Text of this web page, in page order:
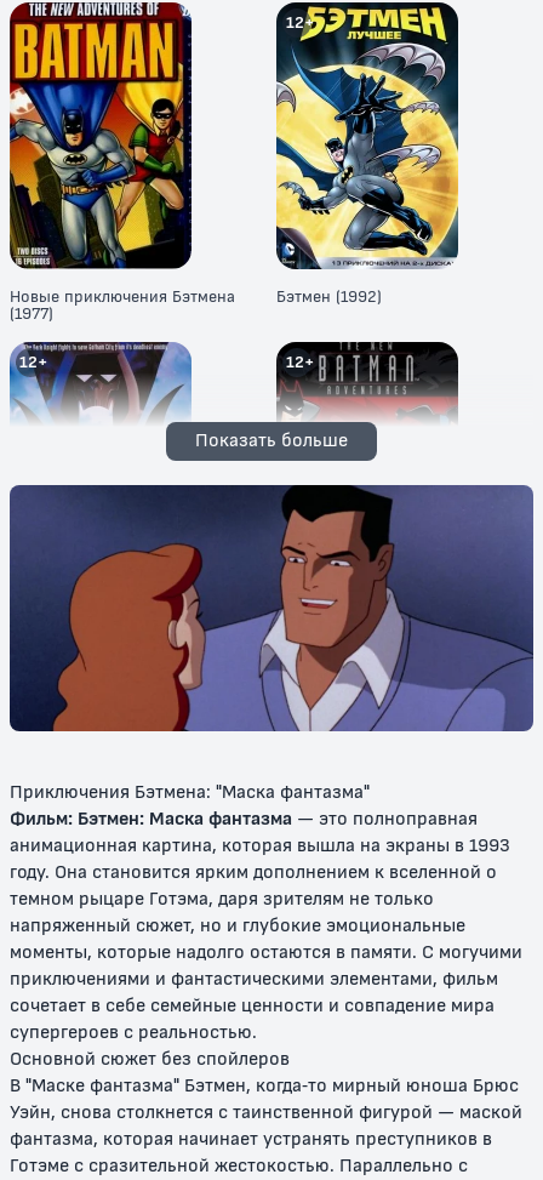
Новые приключения Бэтмена
(1977)
12+
Бэтмен (1992)
12+
Бэтмен: Маска фантазма
12+
Новые приключения Бэтмена
(1997)
Бэтмен и Супермен
0+
Бэтмэн и Мистер Фриз
12+
Показать больше
Приключения Бэтмена: "Маска фантазма"
Фильм: Бэтмен: Маска фантазма — это полноправная
анимационная картина, которая вышла на экраны в 1993
году. Она становится ярким дополнением к вселенной о
темном рыцаре Готэма, даря зрителям не только
напряженный сюжет, но и глубокие эмоциональные
моменты, которые надолго остаются в памяти. С могучими
приключениями и фантастическими элементами, фильм
сочетает в себе семейные ценности и совпадение мира
супергероев с реальностью.
Основной сюжет без спойлеров
В "Маске фантазма" Бэтмен, когда-то мирный юноша Брюс
Уэйн, снова столкнется с таинственной фигурой — маской
фантазма, которая начинает устранять преступников в
Готэме с сразительной жестокостью. Параллельно с